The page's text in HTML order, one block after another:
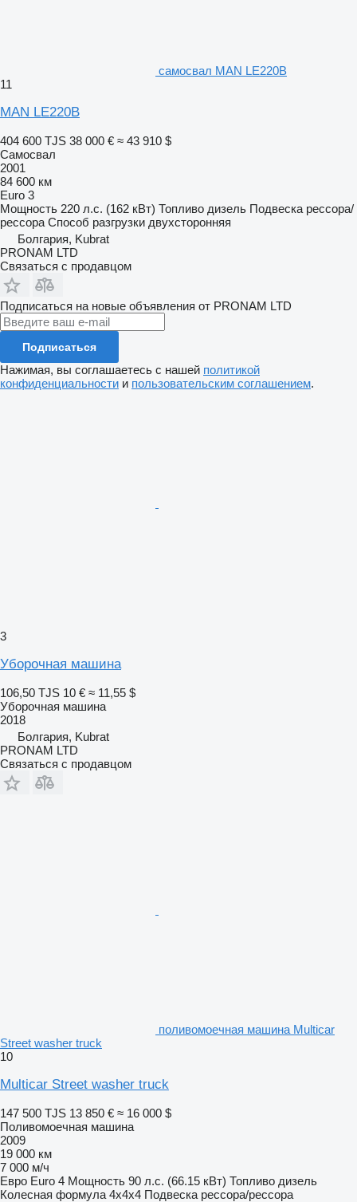
самосвал MAN LE220B
11
MAN LE220B
404 600 TJS 38 000 € ≈ 43 910 $
Самосвал
2001
84 600 км
Euro 3
Мощность 220 л.с. (162 кВт) Топливо дизель Подвеска рессора/
рессора Способ разгрузки двухсторонняя
Болгария, Kubrat
PRONAM LTD
Связаться с продавцом
Подписаться на новые объявления от PRONAM LTD
Подписаться
Нажимая, вы соглашаетесь с нашей политикой
конфиденциальности и пользовательским соглашением.
3
Уборочная машина
106,50 TJS 10 € ≈ 11,55 $
Уборочная машина
2018
Болгария, Kubrat
PRONAM LTD
Связаться с продавцом
поливомоечная машина Multicar
Street washer truck
10
Multicar Street washer truck
147 500 TJS 13 850 € ≈ 16 000 $
Поливомоечная машина
2009
19 000 км
7 000 м/ч
Евро Euro 4 Мощность 90 л.с. (66.15 кВт) Топливо дизель
Колесная формула 4x4x4 Подвеска рессора/рессора